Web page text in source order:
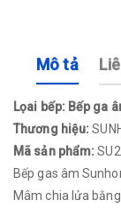
Mô tả
Lọai bếp: Bếp ga
Thương hiệu:
Mã sản phẩm:
Bếp gas âm
Mâm chia lửa